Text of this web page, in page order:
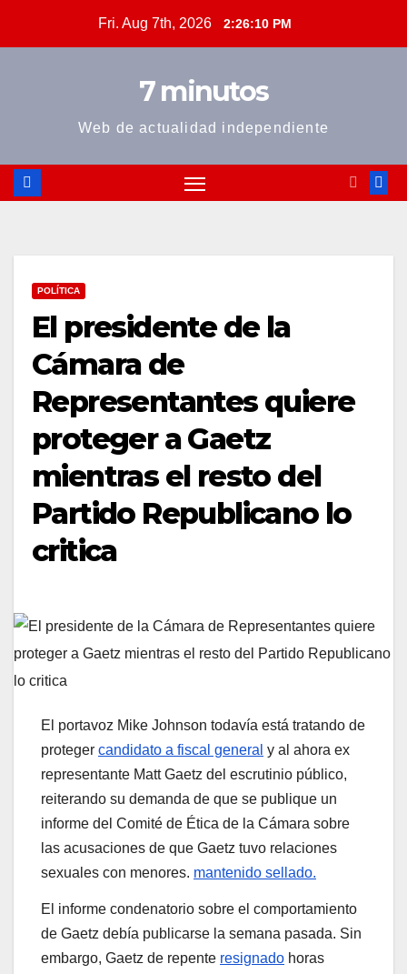
Fri. Aug 7th, 2026 2:26:11 PM
7 minutos
Web de actualidad independiente
POLÍTICA
El presidente de la
Cámara de
Representantes quiere
proteger a Gaetz
mientras el resto del
Partido Republicano lo
critica
El portavoz Mike Johnson todavía está tratando de
proteger candidato a fiscal general y al ahora ex
representante Matt Gaetz del escrutinio público,
reiterando su demanda de que se publique un
informe del Comité de Ética de la Cámara sobre
las acusaciones de que Gaetz tuvo relaciones
sexuales con menores. mantenido sellado.
El informe condenatorio sobre el comportamiento
de Gaetz debía publicarse la semana pasada. Sin
embargo, Gaetz de repente resignado horas